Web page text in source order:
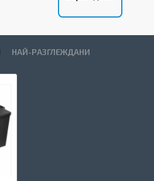
НАЙ-РАЗГЛЕЖДАНИ